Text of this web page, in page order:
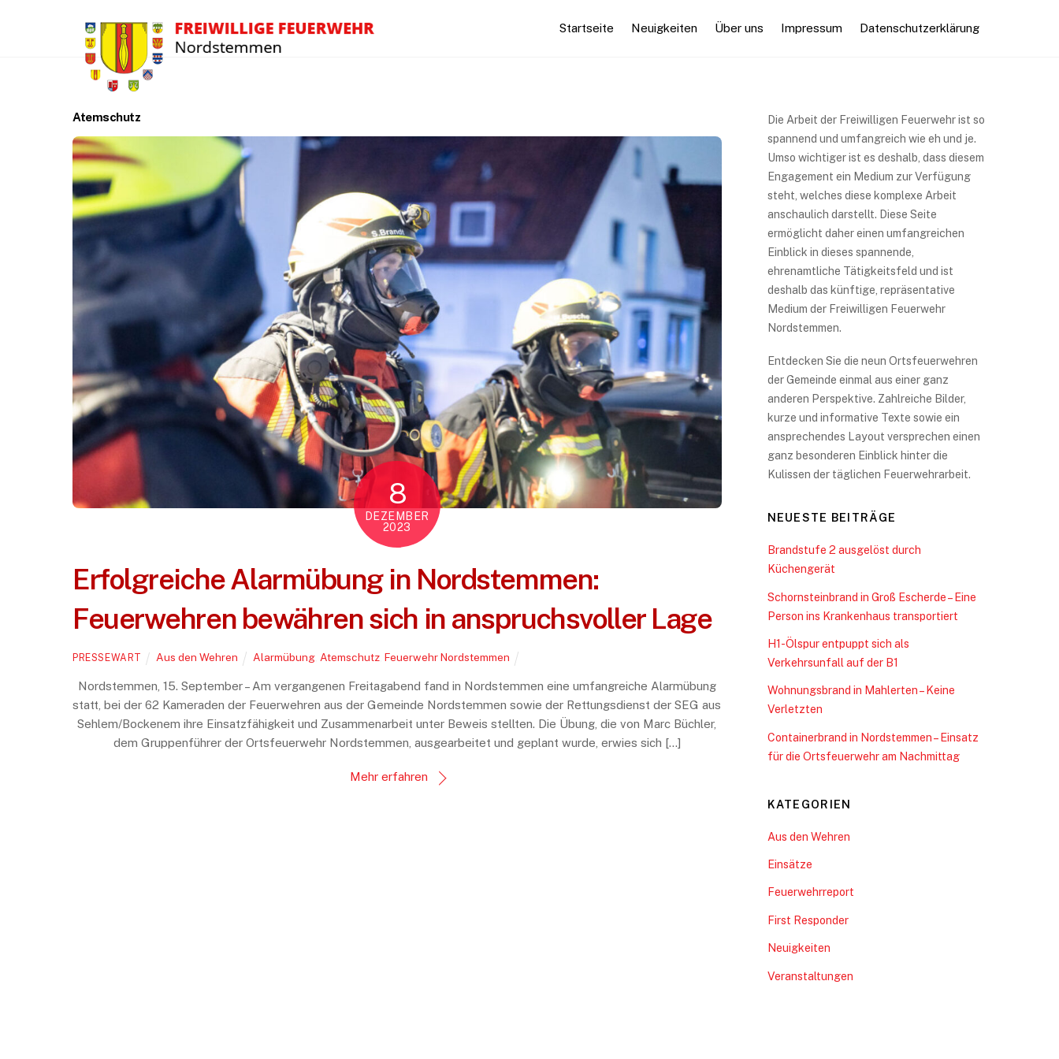
Startseite Neuigkeiten Über uns Impressum Datenschutzerklärung
Atemschutz
8
DEZEMBER
2023
Erfolgreiche Alarmübung in Nordstemmen:
Feuerwehren bewähren sich in anspruchsvoller Lage
PRESSEWART Aus den Wehren Alarmübung, Atemschutz, Feuerwehr Nordstemmen
Nordstemmen, 15. September – Am vergangenen Freitagabend fand in Nordstemmen eine umfangreiche Alarmübung
statt, bei der 62 Kameraden der Feuerwehren aus der Gemeinde Nordstemmen sowie der Rettungsdienst der SEG aus
Sehlem/Bockenem ihre Einsatzfähigkeit und Zusammenarbeit unter Beweis stellten. Die Übung, die von Marc Büchler,
dem Gruppenführer der Ortsfeuerwehr Nordstemmen, ausgearbeitet und geplant wurde, erwies sich […]
Mehr erfahren
Die Arbeit der Freiwilligen Feuerwehr ist so
spannend und umfangreich wie eh und je.
Umso wichtiger ist es deshalb, dass diesem
Engagement ein Medium zur Verfügung
steht, welches diese komplexe Arbeit
anschaulich darstellt. Diese Seite
ermöglicht daher einen umfangreichen
Einblick in dieses spannende,
ehrenamtliche Tätigkeitsfeld und ist
deshalb das künftige, repräsentative
Medium der Freiwilligen Feuerwehr
Nordstemmen.
Entdecken Sie die neun Ortsfeuerwehren
der Gemeinde einmal aus einer ganz
anderen Perspektive. Zahlreiche Bilder,
kurze und informative Texte sowie ein
ansprechendes Layout versprechen einen
ganz besonderen Einblick hinter die
Kulissen der täglichen Feuerwehrarbeit.
NEUESTE BEITRÄGE
Brandstufe 2 ausgelöst durch
Küchengerät
Schornsteinbrand in Groß Escherde – Eine
Person ins Krankenhaus transportiert
H1-Ölspur entpuppt sich als
Verkehrsunfall auf der B1
Wohnungsbrand in Mahlerten – Keine
Verletzten
Containerbrand in Nordstemmen – Einsatz
für die Ortsfeuerwehr am Nachmittag
KATEGORIEN
Aus den Wehren
Einsätze
Feuerwehrreport
First Responder
Neuigkeiten
Veranstaltungen